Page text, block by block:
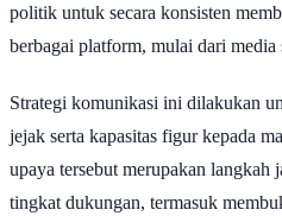
politik untuk secara konsisten
berbagai platform, mulai dari
Strategi komunikasi ini dilakukan
jejak serta kapasitas figur kepada
upaya tersebut merupakan langkah
tingkat dukungan, termasuk